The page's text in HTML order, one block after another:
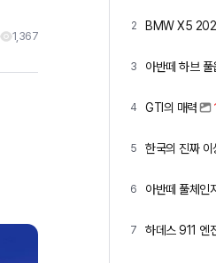
1,367
2 BMW X5
3
4 GTI의 매력
5 한국의 진짜
6
7 하데스 911 엔